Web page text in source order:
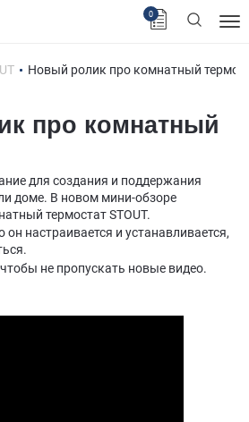
0
Новый ролик про комнатный
про комнатный
для создания и поддержания
доме. В новом мини-обзоре
термостат STOUT.
настраивается и устанавливается,
чтобы не пропускать новые видео.